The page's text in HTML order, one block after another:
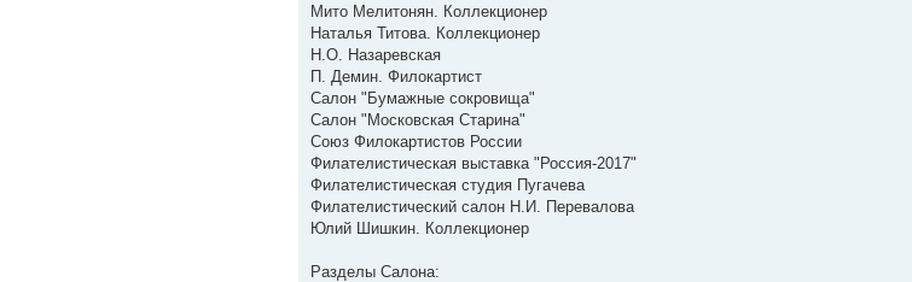
Мито Мелитонян. Коллекционер
Наталья Титова. Коллекционер
Н.О. Назаревская
П. Демин. Филокартист
Салон "Бумажные сокровища"
Салон "Московская Старина"
Союз Филокартистов России
Филателистическая выставка "Россия-2017"
Филателистическая студия Пугачева
Филателистический салон Н.И. Перевалова
Юлий Шишкин. Коллекционер
Разделы Салона: